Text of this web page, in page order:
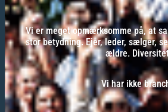
Vi er meget opmærksomme på, at
stor betydning. Ejer, leder, sælger,
ældre.
Vi har ikke